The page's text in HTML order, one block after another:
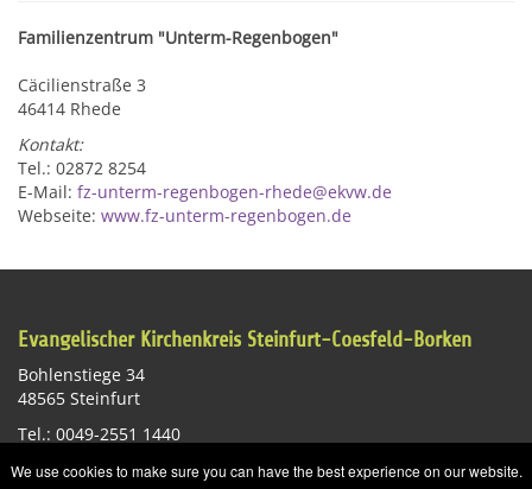
Familienzentrum "Unterm-Regenbogen"
Cäcilienstraße 3
46414 Rhede
Kontakt:
Tel.: 02872 8254
E-Mail: fz-unterm-regenbogen-rhede@ekvw.de
Webseite: www.fz-unterm-regenbogen.de
Evangelischer Kirchenkreis Steinfurt-Coesfeld-Borken
Bohlenstiege 34
48565 Steinfurt
Tel.: 0049-2551 1440
We use cookies to make sure you can have the best experience on our website.